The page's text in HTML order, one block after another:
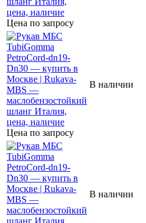
Цена по запросу
Цена по запросу
В наличии
В наличии